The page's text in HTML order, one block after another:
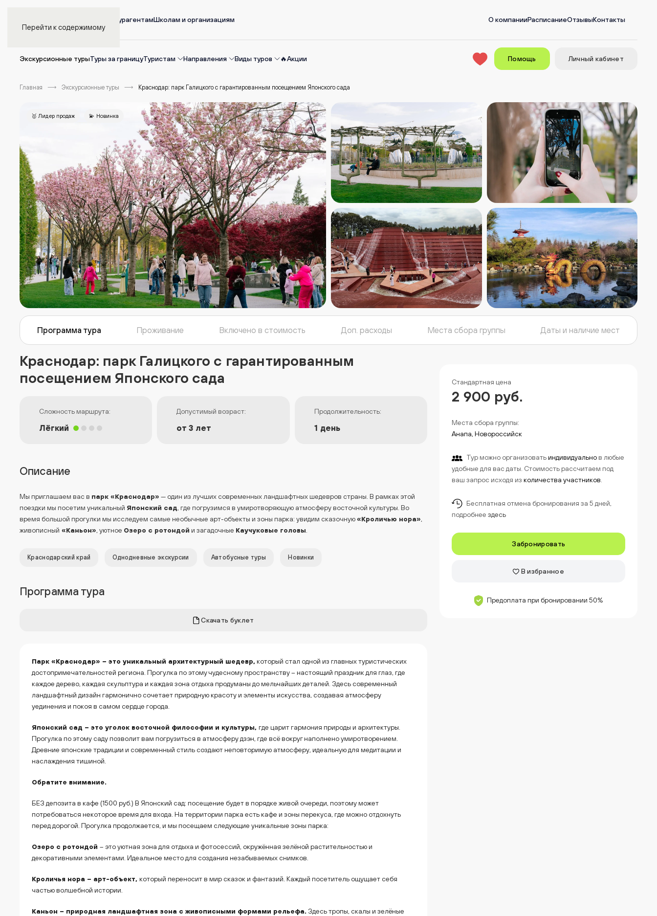
Перейти к содержимому
ТурагентамШколам и организациям О компанииРасписаниеОтзывыКонтакты
Экскурсионные турыТуры за границуТуристам Направления Виды туров 🔥Акции Помощь Личный кабинет
Главная Экскурсионные туры Краснодар: парк Галицкого с гарантированным посещением Японского сада
🥇 Лидер продаж 💫 Новинка
Программа тура Проживание Включено в стоимость Доп. расходы Места сбора группы Даты и наличие мест
Краснодар: парк Галицкого с гарантированным
посещением Японского сада
Сложность маршрута:
Лёгкий
Допустимый возраст:
от 3 лет
Продолжительность:
1 день
Описание
Мы приглашаем вас в парк «Краснодар» — один из лучших современных ландшафтных шедевров страны. В рамках этой
поездки мы посетим уникальный Японский сад, где погрузимся в умиротворяющую атмосферу восточной культуры. Во
время большой прогулки мы исследуем самые необычные арт-объекты и зоны парка: увидим сказочную«Кроличью нора»,
живописный «Каньон», уютное Озеро с ротондой и загадочные Каучуковые головы.
Краснодарский край Однодневные экскурсии Автобусные туры Новинки
Программа тура
Скачать буклет
Парк «Краснодар» – это уникальный архитектурный шедевр, который стал одной из главных туристических
достопримечательностей региона. Прогулка по этому чудесному пространству – настоящий праздник для глаз, где
каждое дерево, каждая скульптура и каждая зона отдыха продуманы до мельчайших деталей. Здесь современный
ландшафтный дизайн гармонично сочетает природную красоту и элементы искусства, создавая атмосферу
уединения и покоя в самом сердце города.
Японский сад – это уголок восточной философии и культуры, где царит гармония природы и архитектуры.
Прогулка по этому саду позволит вам погрузиться в атмосферу дзэн, где всё вокруг наполнено умиротворением.
Древние японские традиции и современный стиль создают неповторимую атмосферу, идеальную для медитации и
наслаждения тишиной.
Обратите внимание.
БЕЗ депозита в кафе (1500 руб.) В Японский сад: посещение будет в порядке живой очереди, поэтому может
потребоваться некоторое время для входа. На территории парка есть кафе и зоны перекуса, где можно отдохнуть
перед дорогой. Прогулка продолжается, и мы посещаем следующие уникальные зоны парка:
Озеро с ротондой – это уютная зона для отдыха и фотосессий, окружённая зелёной растительностью и
декоративными элементами. Идеальное место для создания незабываемых снимков.
Кроличья нора – арт-объект, который переносит в мир сказок и фантазий. Каждый посетитель ощущает себя
частью волшебной истории.
Каньон – природная ландшафтная зона с живописными формами рельефа. Здесь тропы, скалы и зелёные
Стандартная цена
2 900 руб.
Места сбора группы:
Анапа, Новороссийск
Тур можно организоватьиндивидуально в любые
удобные для вас даты. Стоимость рассчитаем под
ваш запрос исходя изколичества участников.
Бесплатная отмена бронирования за 5 дней,
подробнеездесь
Забронировать
В избранное
Предоплата при бронировании 50%